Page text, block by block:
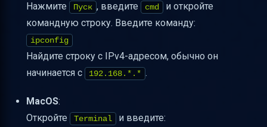
Нажмите
Пуск , введите cmd
и откройте
командную строку. Введите команду:
ipconfig
Найдите строку с IPv4-адресом, обычно он
начинается с
192.168.*.* .
MacOS:
Откройте
Terminal и введите: